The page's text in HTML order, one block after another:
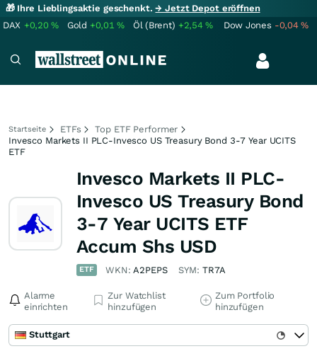
🎁 Ihre Lieblingsaktie geschenkt.→ Jetzt Depot eröffnen
DAX +0,20% Gold +0,01% Öl (Brent) +2,54% Dow Jones -0,04%
Startseite ETFs
Top ETF Performer
Invesco Markets II PLC-Invesco US Treasury Bond 3-7 Year UCITS
ETF
Invesco Markets II PLC-
Invesco US Treasury Bond
3-7 Year UCITS ETF
Accum Shs USD
ETF WKN:A2PEPS SYM: TR7A
Alarme
einrichten
Zur Watchlist
hinzufügen
Zum Portfolio
hinzufügen
Stuttgart